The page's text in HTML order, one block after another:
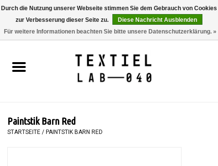
0 Artikel - €0,00
BÜCHER
MALEN
Paintstik Barn Red
STARTSEITE / PAINTSTIK BARN RED
Durch die Nutzung unserer Webseite stimmen Sie dem Gebrauch von Cookies
zur Verbesserung dieser Seite zu.
Diese Nachricht Ausblenden
Für weitere Informationen beachten Sie bitte unsere Datenschutzerklärung. »